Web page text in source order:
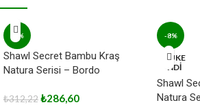
-8%
Shawl Secret Bambu Kraş
Natura Serisi – Bordo
₺312,22₺286,60
-8%
TÜKE
NDİ
Shawl
Natura